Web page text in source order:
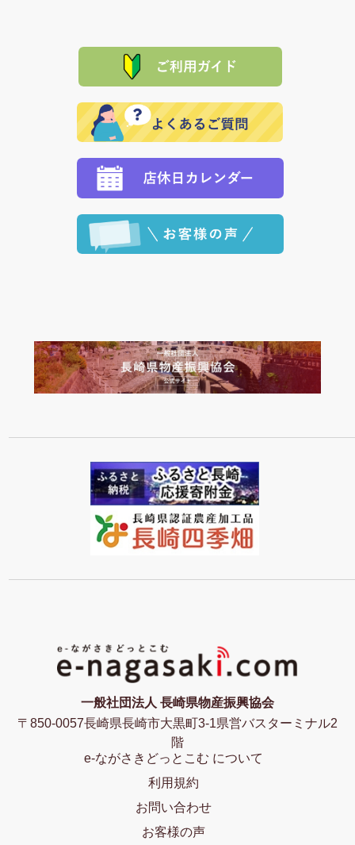
れの生産メーカーからお客様の元へ直送いたしますの
で、 それぞれ個別に送料が必要になります。
品代金を返金いたします。）
その際は誠に申し訳ありませんが、当協会までご注文
願いいたします。
た場合、お客様からの ご入金を確認した後で、商品を
定された場合は、準備出来次第の便にてお送りいたし
ます。 （到着日指定をされている場合は、ご指定の日
程に合わせてお届けいたします。）
一般社団法人 長崎県物産振興協会
〒850-0057長崎県長崎市大黒町3-1県営バスターミナル2
階
e-ながさきどっとこむ について
利用規約
お問い合わせ
お客様の声